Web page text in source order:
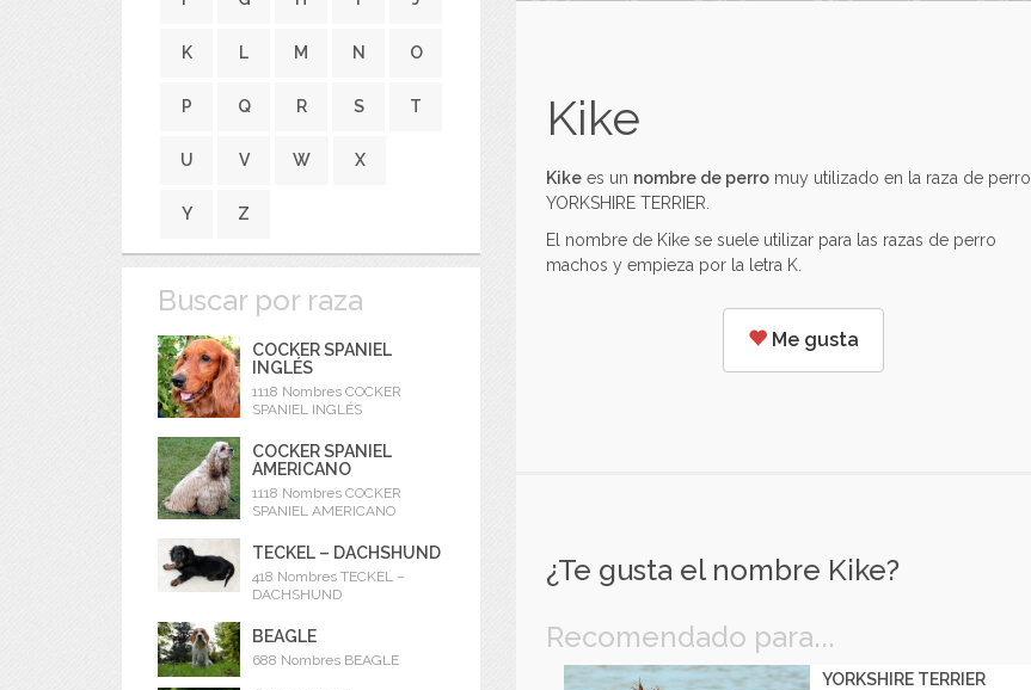
K L M N O
P Q R S T
U V W X
Y Z
Buscar por raza
COCKER SPANIEL
INGLÉS
1118 Nombres COCKER
SPANIEL INGLÉS
COCKER SPANIEL
AMERICANO
1118 Nombres COCKER
SPANIEL AMERICANO
TECKEL – DACHSHUND
418 Nombres TECKEL –
DACHSHUND
BEAGLE
688 Nombres BEAGLE
Kike
Kike es un nombre de perro muy utilizado en la raza de perro
YORKSHIRE TERRIER.
El nombre de Kike se suele utilizar para las razas de perro
machos y empieza por la letra K.
Me gusta
¿Te gusta el nombre Kike?
Recomendado para...
YORKSHIRE TERRIER